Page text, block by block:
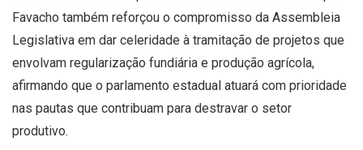
Favacho também reforçou o compromisso da Assembleia
Legislativa em dar celeridade à tramitação de projetos que
envolvam regularização fundiária e produção agrícola,
afirmando que o parlamento estadual atuará com prioridade
nas pautas que contribuam para destravar o setor
produtivo.